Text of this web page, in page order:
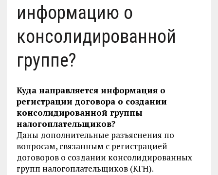
информацию о
консолидированной
группе?
Куда направляется информация о
регистрации договора о создании
консолидированной группы
налогоплательщиков?
Даны дополнительные разъяснения по
вопросам, связанным с регистрацией
договоров о создании консолидированных
групп налогоплательщиков (КГН).